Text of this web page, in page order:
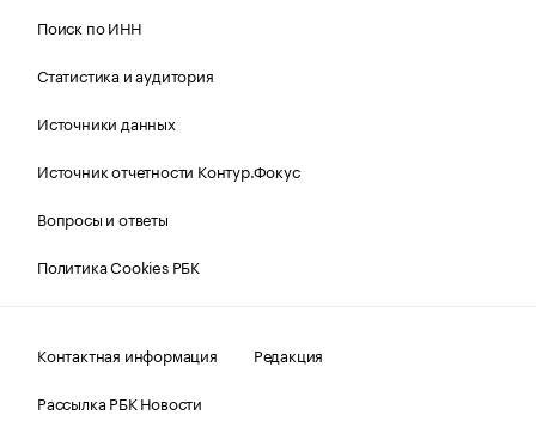
Поиск по ИНН
Статистика и аудитория
Источники данных
Источник отчетности Контур.Фокус
Вопросы и ответы
Политика Cookies РБК
Контактная информация
Редакция
Рассылка РБК Новости